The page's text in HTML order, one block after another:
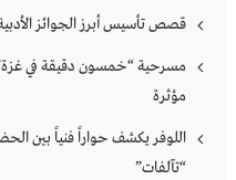
قصص تأسيس أبرز الجوائز
مسرحية “خمسون دقيقة في
مؤثرة
اللوفر يكشف حواراً فنياً بين
“تآلفات”